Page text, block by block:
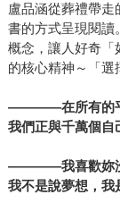
盧品涵從葬禮帶
書的方式呈現閱讀
概念，讓人好奇「
的核心精神～「選
――――在所有的
我們正與千萬個自
――――我喜歡妳
我不是說夢想，我